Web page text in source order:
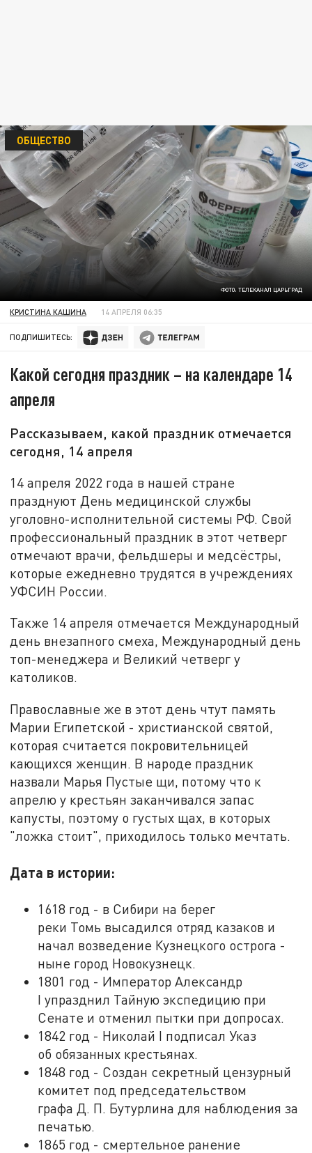
ФОТО: ТЕЛЕКАНАЛ ЦАРЬГРАД
ОБЩЕСТВО
КРИСТИНА КАШИНА 14 АПРЕЛЯ 06:35
ПОДПИШИТЕСЬ:
Какой сегодня праздник – на календаре 14
апреля
Рассказываем, какой праздник отмечается
сегодня, 14 апреля
14 апреля 2022 года в нашей стране
празднуют День медицинской службы
уголовно-исполнительной системы РФ. Свой
профессиональный праздник в этот четверг
отмечают врачи, фельдшеры и медсёстры,
которые ежедневно трудятся в учреждениях
УФСИН России.
Также 14 апреля отмечается Международный
день внезапного смеха, Международный день
топ-менеджера и Великий четверг у
католиков.
Православные же в этот день чтут память
Марии Египетской - христианской святой,
которая считается покровительницей
кающихся женщин. В народе праздник
назвали Марья Пустые щи, потому что к
апрелю у крестьян заканчивался запас
капусты, поэтому о густых щах, в которых
"ложка стоит", приходилось только мечтать.
Дата в истории:
1618 год - в Сибири на берег
реки Томь высадился отряд казаков и
начал возведение Кузнецкого острога -
ныне город Новокузнецк.
1801 год - Император Александр
I упразднил Тайную экспедицию при
Сенате и отменил пытки при допросах.
1842 год - Николай I подписал Указ
об обязанных крестьянах.
1848 год - Создан секретный цензурный
комитет под председательством
графа Д. П. Бутурлина для наблюдения за
печатью.
1865 год - смертельное ранение